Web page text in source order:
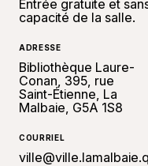
Entrée gratuite et
capacité de la salle.
ADRESSE
Bibliothèque Laure-
Conan, 395, rue
Saint-Étienne, La
Malbaie, G5A 1S8
COURRIEL